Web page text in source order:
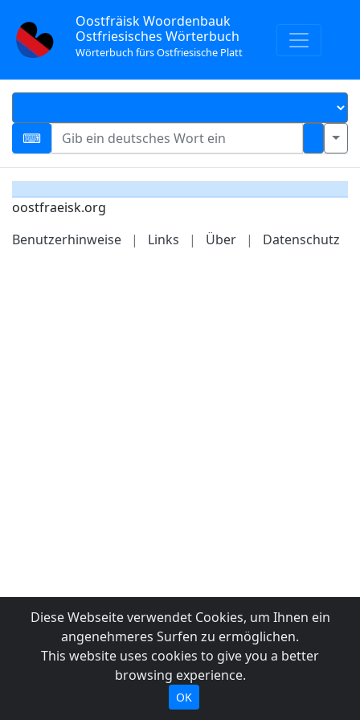
Oostfräisk Woordenbauk
Ostfriesisches Wörterbuch
Wörterbuch fürs Ostfriesische Platt
oostfraeisk.org
Benutzerhinweise
| Links | Über | Datenschutz
Diese Webseite verwendet Cookies, um Ihnen ein
angenehmeres Surfen zu ermöglichen.
This website uses cookies to give you a better
browsing experience.
OK